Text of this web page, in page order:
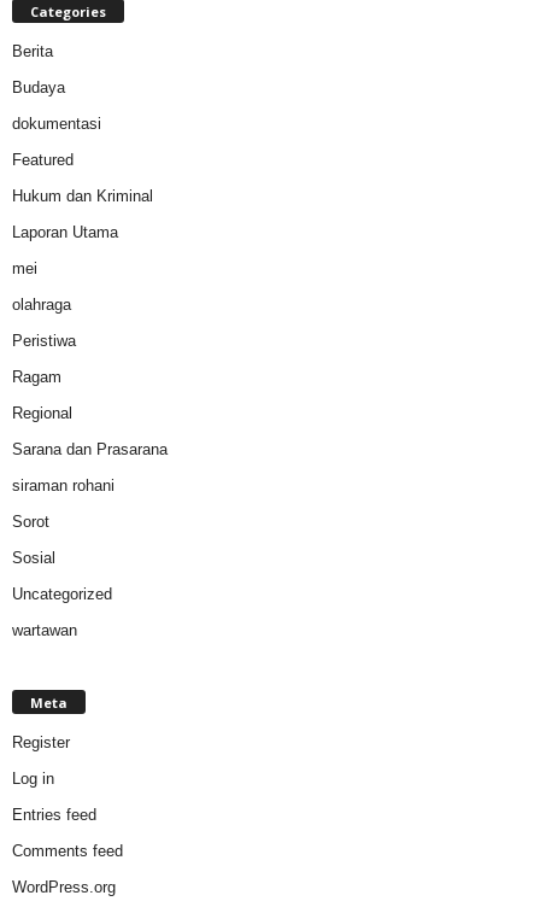
Categories
Berita
Budaya
dokumentasi
Featured
Hukum dan Kriminal
Laporan Utama
mei
olahraga
Peristiwa
Ragam
Regional
Sarana dan Prasarana
siraman rohani
Sorot
Sosial
Uncategorized
wartawan
Meta
Register
Log in
Entries feed
Comments feed
WordPress.org